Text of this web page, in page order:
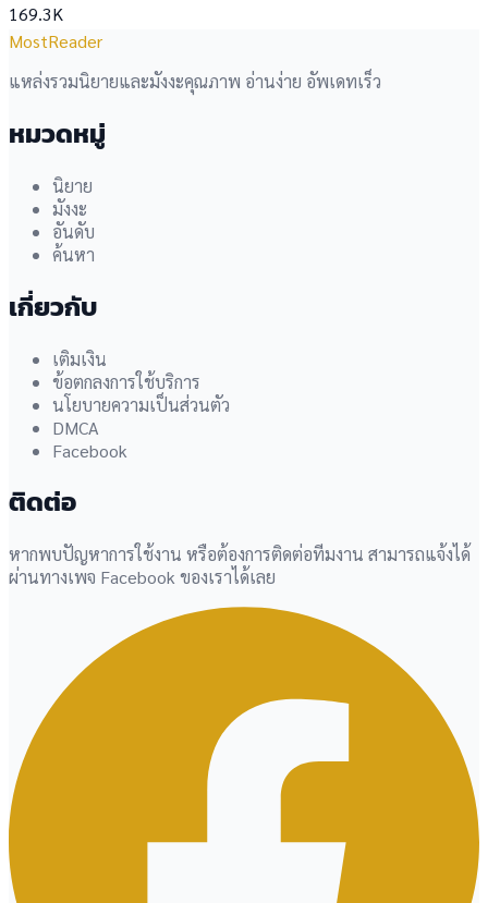
169.3K
MostReader
แหล่งรวมนิยายและมังงะคุณภาพ อ่านง่าย อัพเดทเร็ว
หมวดหมู่
นิยาย
มังงะ
อันดับ
ค้นหา
เกี่ยวกับ
เติมเงิน
ข้อตกลงการใช้บริการ
นโยบายความเป็นส่วนตัว
DMCA
Facebook
ติดต่อ
หากพบปัญหาการใช้งาน หรือต้องการติดต่อทีมงาน สามารถแจ้งได้
ผ่านทางเพจ Facebook ของเราได้เลย